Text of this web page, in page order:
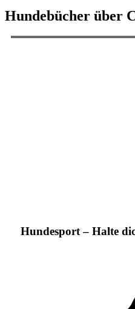
Hundebücher über
Hundesport – Halte